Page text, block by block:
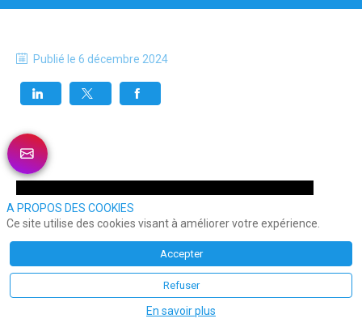
Publié le 6 décembre 2024
A PROPOS DES COOKIES
Ce site utilise des cookies visant à améliorer votre expérience.
Accepter
Refuser
En savoir plus